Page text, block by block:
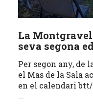
La
seva segona
Per segon any, de
el Mas de la Sala
en el calendari
...